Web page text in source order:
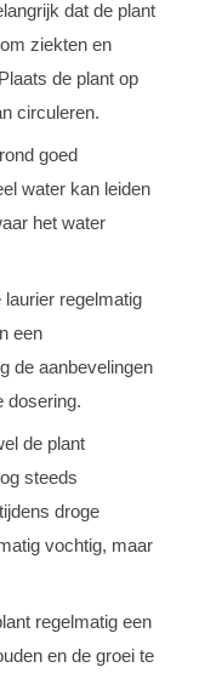
dat de plant
ziekten en
de plant op
circuleren.
goed
water kan leiden
het water
regelmatig
een
de aanbevelingen
dosering.
de plant
steeds
droge
vochtig, maar
regelmatig een
en de groei te